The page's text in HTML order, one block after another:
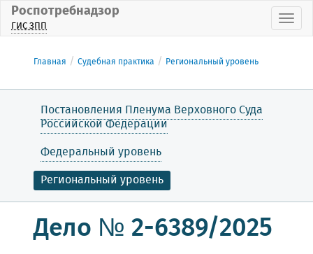
Роспотребнадзор
ГИС ЗПП
Главная Судебная практика Региональный уровень
Постановления Пленума Верховного Суда
Российской Федерации
Федеральный уровень
Региональный уровень
Дело № 2-6389/2025